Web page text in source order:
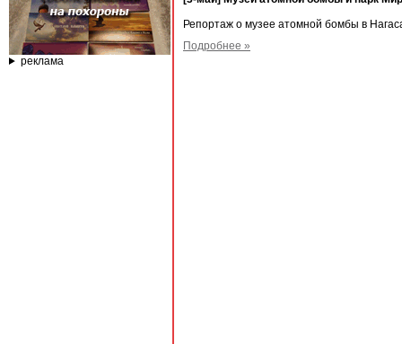
реклама
Репортаж о музее атомной бомбы в
Подробнее »